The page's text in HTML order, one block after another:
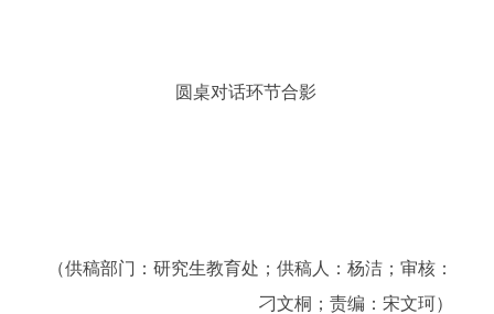
圆桌对话环节合影
（供稿部门：研究生教育处；供稿人：杨洁；审核：
刁文桐；责编：宋文珂）